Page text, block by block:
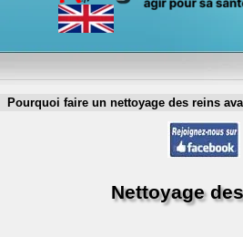
Pourquoi faire un nettoyage des reins
Nettoyage